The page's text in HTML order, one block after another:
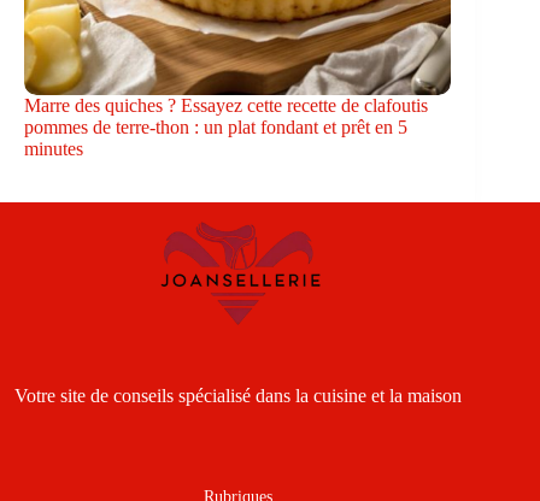
Marre des quiches ? Essayez cette recette de clafoutis
pommes de terre-thon : un plat fondant et prêt en 5
minutes
Votre site de conseils spécialisé dans la cuisine et la maison
Rubriques